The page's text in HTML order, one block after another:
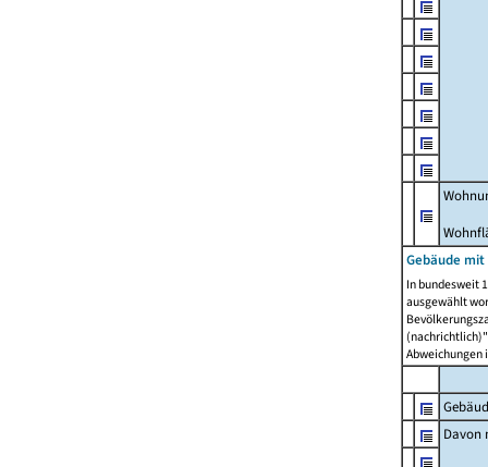
Gebäude
In bundesweit
ausgewählt
Abweichungen
Davon